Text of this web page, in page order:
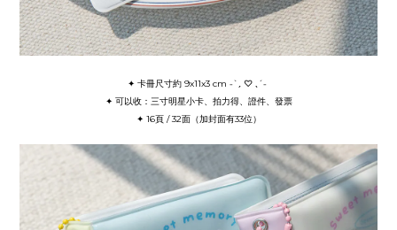
✦ 卡冊尺寸約 9x11x3 cm ˗ˋˏ ♡ ˎˊ˗
✦ 可以收：三寸明星小卡、拍力得、證件、發票
✦ 16頁 / 32面（加封面有33位）